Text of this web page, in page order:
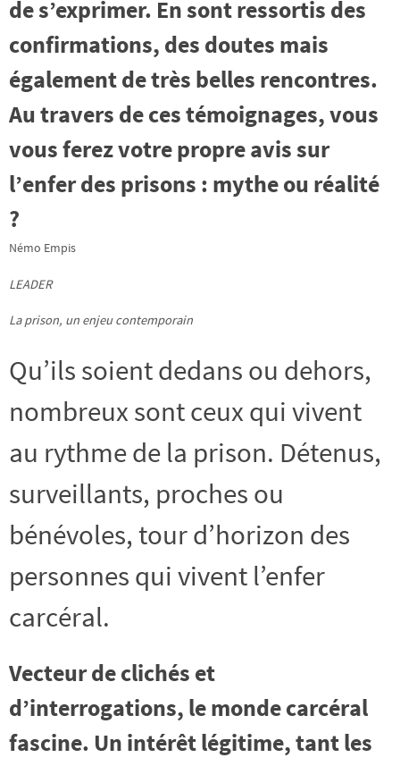
de s’exprimer. En sont ressortis des
confirmations, des doutes mais
également de très belles rencontres.
Au travers de ces témoignages, vous
vous ferez votre propre avis sur
l’enfer des prisons : mythe ou réalité
?
Némo Empis
LEADER
La prison, un enjeu contemporain
Qu’ils soient dedans ou dehors,
nombreux sont ceux qui vivent
au rythme de la prison. Détenus,
surveillants, proches ou
bénévoles, tour d’horizon des
personnes qui vivent l’enfer
carcéral.
Vecteur de clichés et
d’interrogations, le monde carcéral
fascine. Un intérêt légitime, tant les